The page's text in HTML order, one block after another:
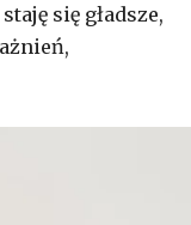
się gładsze,